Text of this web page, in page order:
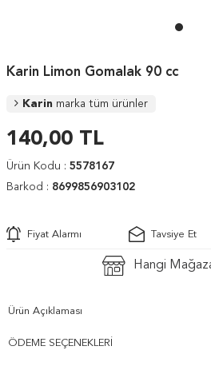
Karin Limon Gomalak 90 cc
Karin marka tüm ürünler
140,00 TL
Ürün Kodu : 5578167
Barkod : 8699856903102
Fiyat Alarmı Tavsiye Et
Hangi
Ürün Açıklaması
ÖDEME SEÇENEKLERI